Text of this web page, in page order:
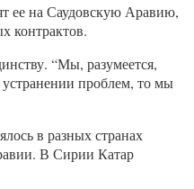
ее на Саудовскую Аравию,
контрактов.
“Мы, разумеется,
устранении проблем, то мы
в разных странах
В Сирии Катар